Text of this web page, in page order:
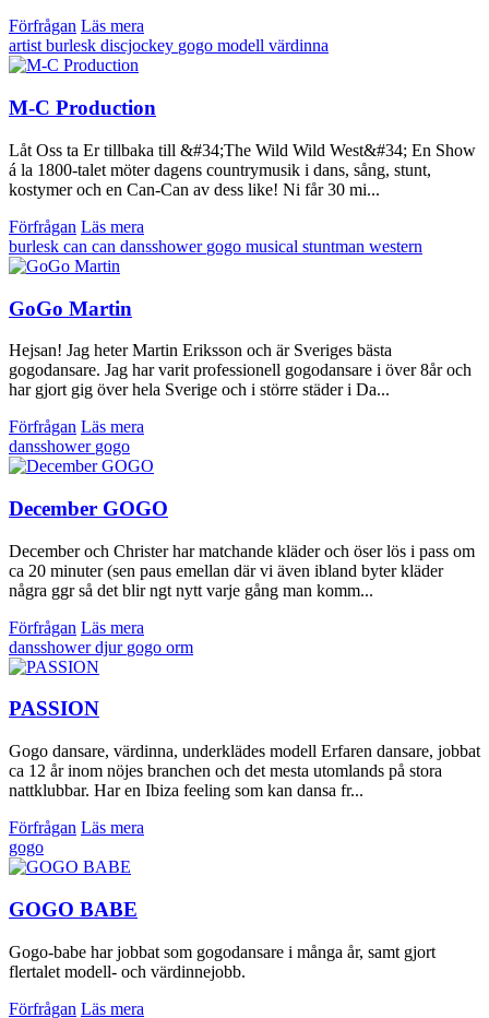
Förfrågan Läs mera
artistburlesk discjockey gogo modell värdinna
M-C Production
Låt Oss ta Er tillbaka till &#34;The Wild Wild West&#34; En Show
á la 1800-talet möter dagens countrymusik i dans, sång, stunt,
kostymer och en Can-Can av dess like! Ni får 30 mi...
Förfrågan Läs mera
burlesk can can dansshower gogo musical stuntman western
GoGo Martin
Hejsan! Jag heter Martin Eriksson och är Sveriges bästa
gogodansare. Jag har varit professionell gogodansare i över 8år och
har gjort gig över hela Sverige och i större städer i Da...
Förfrågan Läs mera
dansshower gogo
December GOGO
December och Christer har matchande kläder och öser lös i pass om
ca 20 minuter (sen paus emellan där vi även ibland byter kläder
några ggr så det blir ngt nytt varje gång man komm...
Förfrågan Läs mera
dansshowerdjur gogo orm
PASSION
Gogo dansare, värdinna, underklädes modell Erfaren dansare, jobbat
ca 12 år inom nöjes branchen och det mesta utomlands på stora
nattklubbar. Har en Ibiza feeling som kan dansa fr...
Förfrågan Läs mera
gogo
GOGO BABE
Gogo-babe har jobbat som gogodansare i många år, samt gjort
flertalet modell- och värdinnejobb.
Förfrågan Läs mera